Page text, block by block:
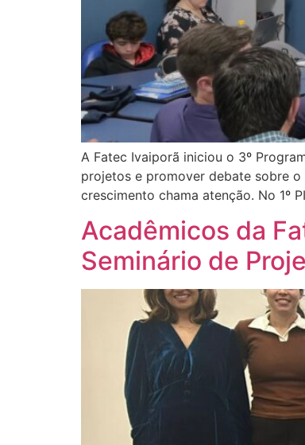
A Fatec Ivaiporã iniciou o 3º
projetos e promover debate sobre
crescimento chama atenção. No 1º
Acadêmicos da
Seminário de